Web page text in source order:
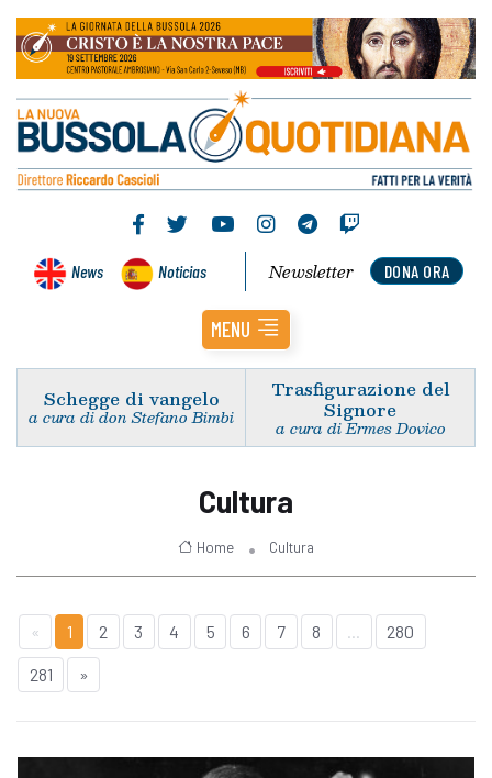
News Noticias DONA ORA
Newsletter
MENU
Schegge di vangelo
a cura di don Stefano Bimbi
Trasfigurazione del
Signore
a cura di Ermes Dovico
Cultura
Home Cultura
« 1 2 3 4 5 6 7 8 280
281 »